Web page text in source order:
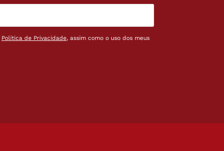
Política de Privacidade, assim como o uso dos meus